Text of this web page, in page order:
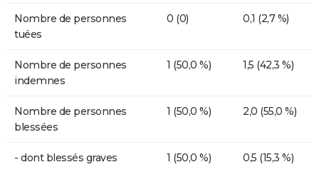
Nombre de personnes
tuées
0 (0) 0,1 (2,7 %)
Nombre de personnes
indemnes
1 (50,0 %) 1,5 (42,3 %)
Nombre de personnes
blessées
1 (50,0 %) 2,0 (55,0 %)
- dont blessés graves 1 (50,0 %) 0,5 (15,3 %)